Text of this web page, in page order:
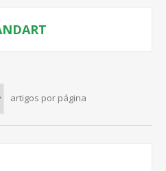
artigos por página